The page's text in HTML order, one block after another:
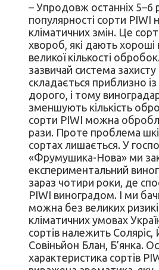
– Упродовж останніх 5–6
популярності сорти PIWI
кліматичних змін. Це
хвороб, які дають хороші
великої кількості
зазвичай система
складається приблизно
дорого, і тому
зменшують кількість
сорти PIWI можна
рази. Проте проблема
сортах лишається. У
«Фрумушика-Нова» ми
експериментальний
зараз чотири роки, де
PIWI виноградом. І ми
можна без великих
кліматичних умовах
сортів належить Соляріс,
Совіньйон Блан, Б’янка.
характеристика сортів